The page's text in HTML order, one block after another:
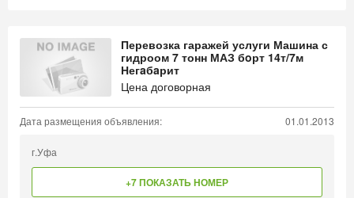
Перевозка гаражей услуги Машина с
гидроом 7 тонн МАЗ бoрт 14т/7м
Негaбaрит
Цена договорная
Дата размещения объявления: 01.01.2013
г.Уфа
+7 ПОКАЗАТЬ НОМЕР